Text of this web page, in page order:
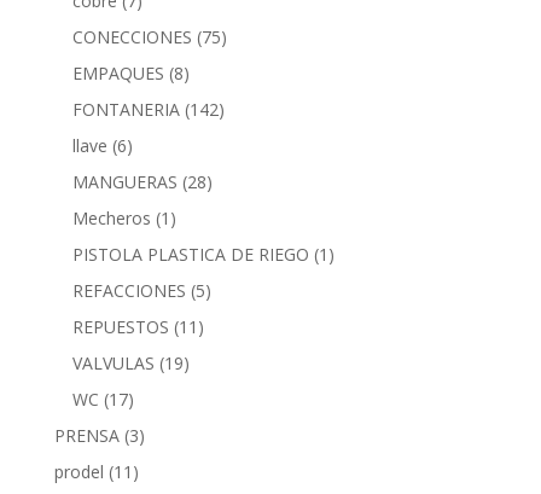
CONECCIONES (75)
EMPAQUES (8)
FONTANERIA (142)
llave (6)
MANGUERAS (28)
Mecheros (1)
PISTOLA PLASTICA DE RIEGO (1)
REFACCIONES (5)
REPUESTOS (11)
VALVULAS (19)
WC (17)
PRENSA (3)
prodel (11)